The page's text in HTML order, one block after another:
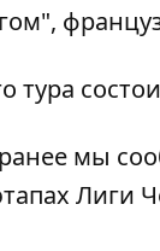
тура
мы
Лиги